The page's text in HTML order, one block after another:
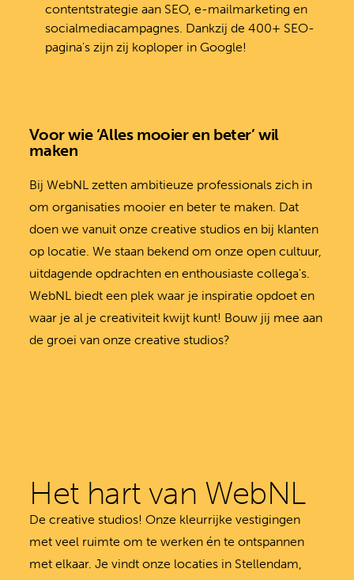
contentstrategie aan SEO, e-mailmarketing en
socialmediacampagnes. Dankzij de 400+ SEO-
pagina's zijn zij koploper in Google!
Voor wie ‘Alles mooier en beter’ wil
maken
Bij WebNL zetten ambitieuze professionals zich in
om organisaties mooier en beter te maken. Dat
doen we vanuit onze creative studios en bij klanten
op locatie. We staan bekend om onze open cultuur,
uitdagende opdrachten en enthousiaste collega's.
WebNL biedt een plek waar je inspiratie opdoet en
waar je al je creativiteit kwijt kunt! Bouw jij mee aan
de groei van onze creative studios?
Het hart van WebNL
De creative studios! Onze kleurrijke vestigingen
met veel ruimte om te werken én te ontspannen
met elkaar. Je vindt onze locaties in Stellendam,